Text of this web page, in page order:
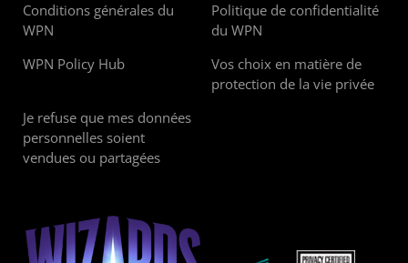
Conditions générales du
WPN
Politique de confidentialité
du WPN
WPN Policy Hub
Vos choix en matière de
protection de la vie privée
Je refuse que mes données
personnelles soient
vendues ou partagées